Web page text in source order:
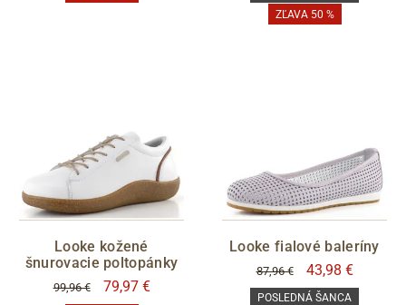
ZĽAVA 50 %
Looke kožené
šnurovacie poltopánky
99,96 € 79,97 €
Looke fialové baleríny
87,96 € 43,98 €
POSLEDNÁ ŠANCA